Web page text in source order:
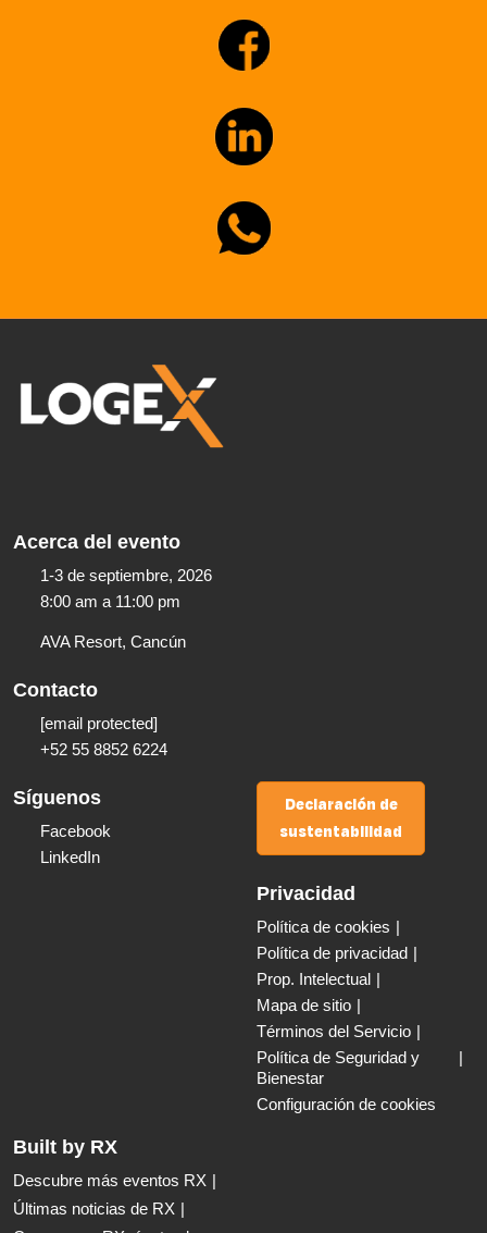
Acerca del evento
1-3 de septiembre, 2026
8:00 am a 11:00 pm​
AVA Resort, Cancún
Contacto
[email protected]
+52 55 8852 6224
Síguenos
Facebook
LinkedIn
Declaración de
sustentabilidad
Privacidad
Política de cookies
Política de privacidad
Prop. Intelectual
Mapa de sitio
Términos del Servicio
Política de Seguridad y
Bienestar
Configuración de cookies
Built by RX
Descubre más eventos RX
Últimas noticias de RX